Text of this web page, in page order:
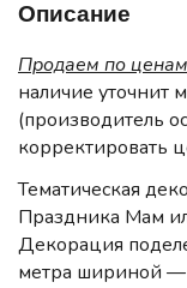
Описание
Продаем по
наличие уточнит
(производитель
корректировать
Тематическая
Праздника Мам
Декорация
метра шириной —